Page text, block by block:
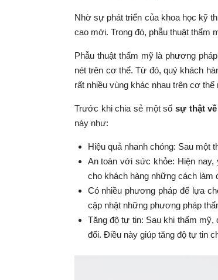
Nhờ sự phát triển của khoa học kỹ
cao mới. Trong đó, phẫu thuật thẩm
Phẫu thuật thẩm mỹ là phương
nét trên cơ thể. Từ đó, quý khách
rất nhiều vùng khác nhau trên cơ
Trước khi chia sẻ một số sự thật
này như:
Hiệu quả nhanh chóng: Sau một
An toàn với sức khỏe: Hiện
cho khách hàng những cách làm
Có nhiều phương pháp để lựa
cập nhật những phương pháp
Tăng độ tự tin: Sau khi thẩm
đối. Điều này giúp tăng độ tự tin